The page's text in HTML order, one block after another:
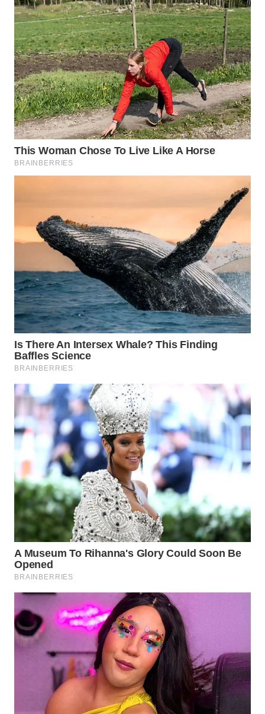
ADVOKAT
WAHANA
INFRASTRUKTUR
WAHANA
KONSUMEN
WAHANA
LISTRIK
WAHANA
WAHANA
TV
WAHANANEWS
ID
WAHANANEWS
CO ID
WAHANANEWS
NET
WAHANA
SPORT
WAHANA
UMKM
WAHANA
SELEB
WAHANA
PERSONA
WAHANA
OTOMOTIF
WAHANA
HEALTH
WAHANA
LAPAK